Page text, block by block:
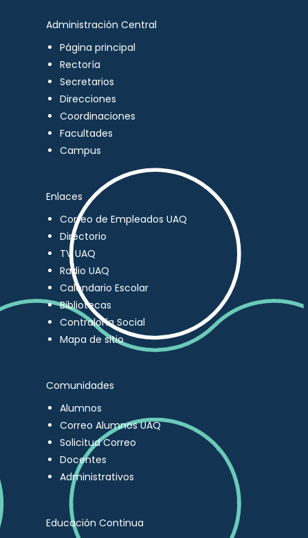
Administración Central
Página principal
Rectoría
Secretarios
Direcciones
Coordinaciones
Facultades
Campus
Enlaces
Correo de Empleados UAQ
Directorio
TV UAQ
Radio UAQ
Calendario Escolar
Bibliotecas
Contraloría Social
Mapa de sitio
Comunidades
Alumnos
Correo Alumnos UAQ
Solicitud Correo
Docentes
Administrativos
Educación Continua